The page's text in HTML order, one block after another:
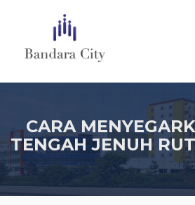
CARA
TENGAH JENUH